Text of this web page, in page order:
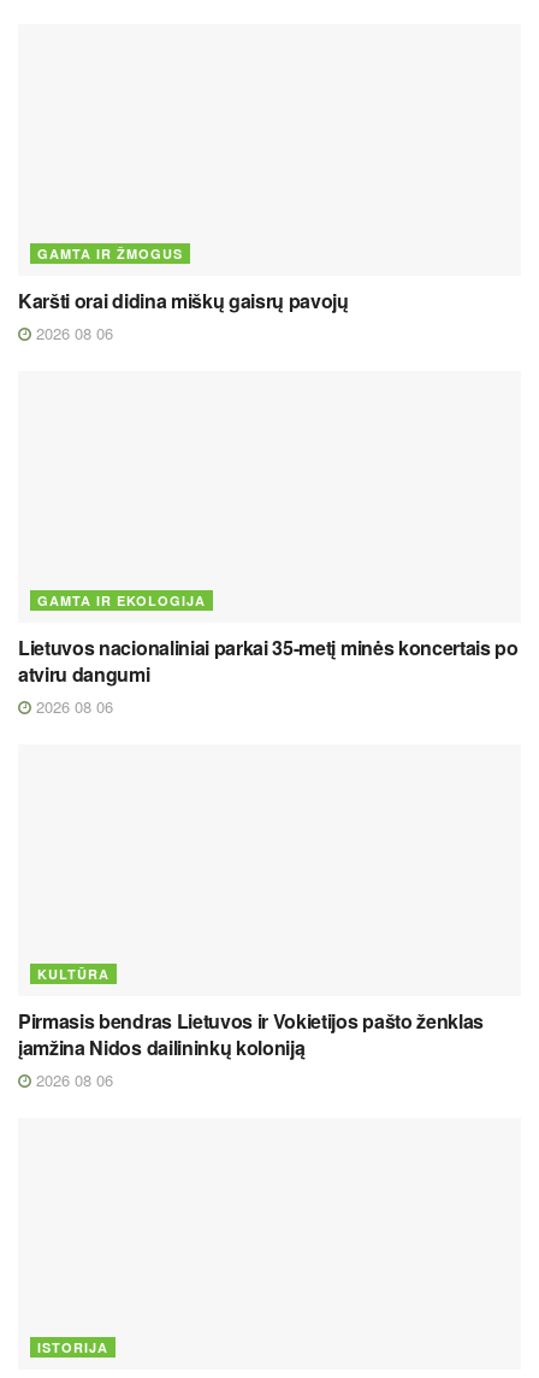
GAMTA IR ŽMOGUS
Karšti orai didina miškų gaisrų pavojų
2026 08 06
GAMTA IR EKOLOGIJA
Lietuvos nacionaliniai parkai 35-metį minės koncertais po
atviru dangumi
2026 08 06
KULTŪRA
Pirmasis bendras Lietuvos ir Vokietijos pašto ženklas
įamžina Nidos dailininkų koloniją
2026 08 06
ISTORIJA